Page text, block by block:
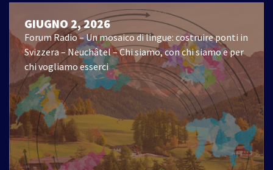
GIUGNO 2, 2026
Forum Radio – Un mosaico di lingue: costruire ponti in
Svizzera – Neuchâtel – Chi siamo, con chi siamo e per
chi vogliamo esserci